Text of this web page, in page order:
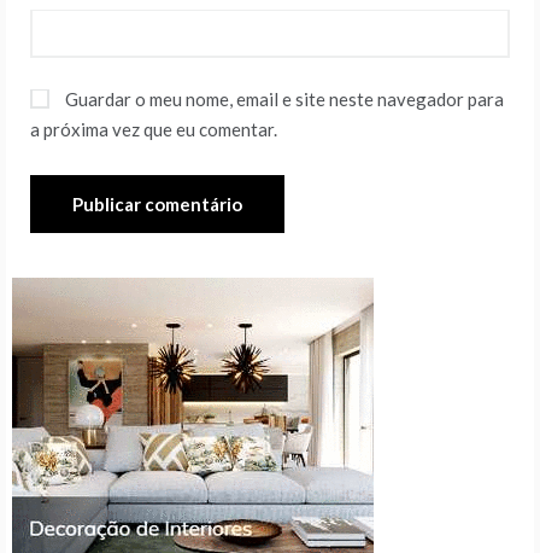
Guardar o meu nome, email e site neste navegador para
a próxima vez que eu comentar.